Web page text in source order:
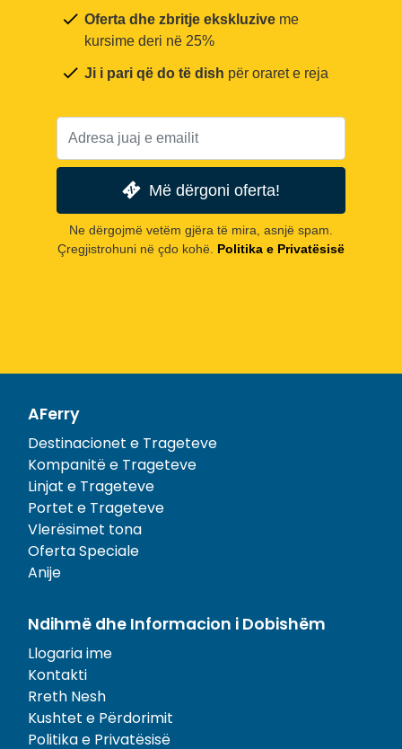
Oferta dhe zbritje ekskluzive me
kursime deri në 25%
Ji i pari që do të dish për oraret e reja
Më dërgoni oferta!
Ne dërgojmë vetëm gjëra të mira, asnjë spam.
Çregjistrohuni në çdo kohë. Politika e Privatësisë
AFerry
Destinacionet e Trageteve
Kompanitë e Trageteve
Linjat e Trageteve
Portet e Trageteve
Vlerësimet tona
Oferta Speciale
Anije
Ndihmë dhe Informacion i Dobishëm
Llogaria ime
Kontakti
Rreth Nesh
Kushtet e Përdorimit
Politika e Privatësisë